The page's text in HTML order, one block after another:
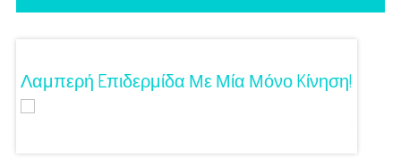
Λαμπερή Eπιδερμίδα Με Μία Μόνο Kίνηση!